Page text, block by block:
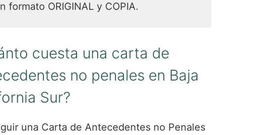
formato ORIGINAL y COPIA.
cuesta una carta de
no penales en Baja
Sur?
una Carta de Antecedentes no Penales